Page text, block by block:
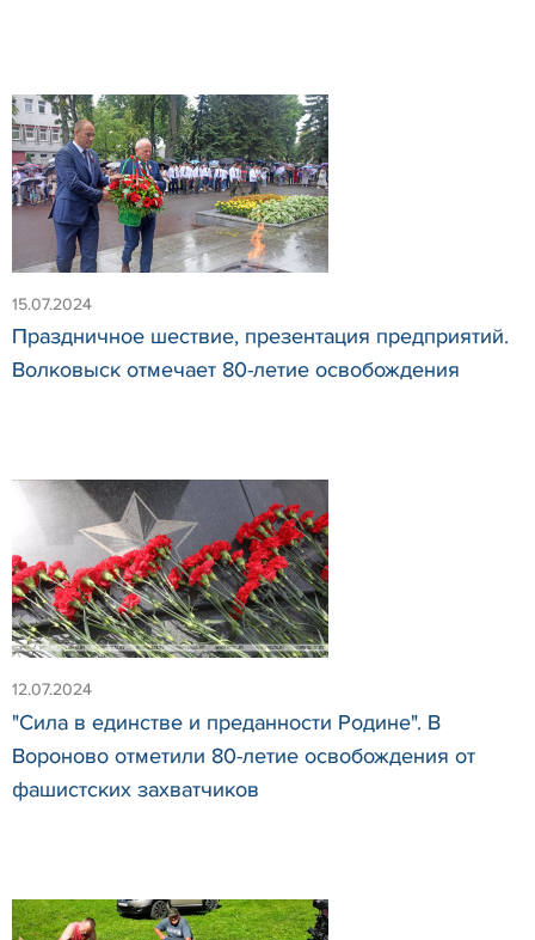
15.07.2024
Праздничное шествие, презентация предприятий.
Волковыск отмечает 80-летие освобождения
12.07.2024
"Сила в единстве и преданности Родине". В
Вороново отметили 80-летие освобождения от
фашистских захватчиков